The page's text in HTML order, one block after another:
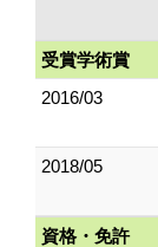
受賞学術賞
2016/03
2018/05
資格・免許